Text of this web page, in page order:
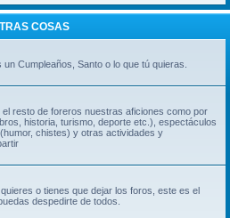
COSAS
Cumpleaños, Santo o lo que tú quieras.
resto de foreros nuestras aficiones como por
historia, turismo, deporte etc.), espectáculos
chistes) y otras actividades y
o tienes que dejar los foros, este es el
despedirte de todos.